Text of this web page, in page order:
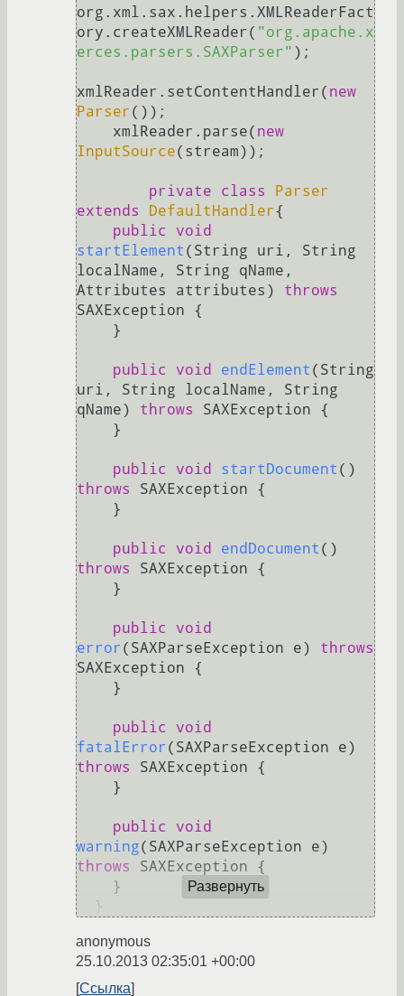
org.xml.sax.helpers.XMLReaderFact
ory.createXMLReader( "org.apache.x
erces.parsers.SAXParser" );
xmlReader.setContentHandler( new
Parser());
    xmlReader.parse(
new
InputSource(stream));
private class
Parser
extends
DefaultHandler{
public
void
startElement (String uri, String
localName, String qName,
Attributes attributes)
throws
SAXException {
public void endElement (String
uri, String localName, String
qName)
throws
SAXException {
public void startDocument ()
throws
SAXException {
public void endDocument ()
throws
SAXException {
public
void
error (SAXParseException e)
throws
SAXException {
public
void
fatalError (SAXParseException e)
throws
SAXException {
public
void
warning(SAXParseException e)
throws
SAXException {
Развернуть
anonymous
25.10.2013 02:35:01 +00:00
Ссылка